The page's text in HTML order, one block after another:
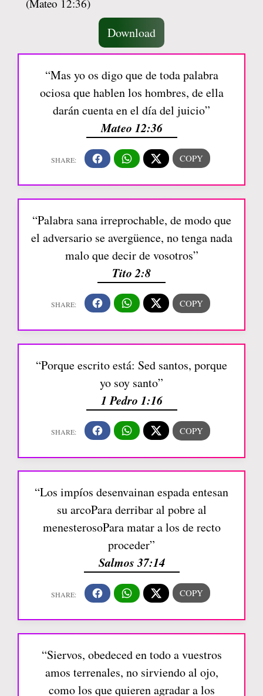
Download
“Mas yo os digo que de toda palabra
ociosa que hablen los hombres, de ella
darán cuenta en el día del juicio”
Mateo 12:36
“Palabra sana irreprochable, de modo que
el adversario se avergüence, no tenga nada
malo que decir de vosotros”
Tito 2:8
“Porque escrito está: Sed santos, porque
yo soy santo”
1 Pedro 1:16
“Los impíos desenvainan espada entesan
su arcoPara derribar al pobre al
menesterosoPara matar a los de recto
proceder”
Salmos 37:14
“Siervos, obedeced en todo a vuestros
amos terrenales, no sirviendo al ojo,
como los que quieren agradar a los